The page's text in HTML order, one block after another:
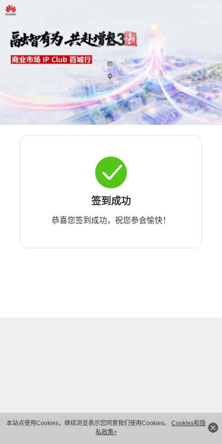
本站点使用Cookies，继续浏览表示您同意我们使用Cookies。 Cookies和隐
私政策>
签到成功
恭喜您签到成功，祝您参会愉快！